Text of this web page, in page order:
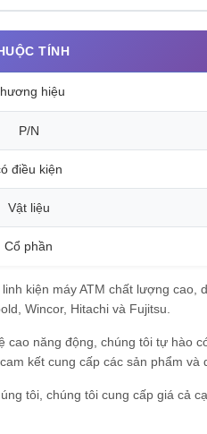
TÍNH
hiệu
P/N
điều kiện
Vật liệu
Cổ phần
kiện máy ATM chất lượng
Wincor, Hitachi và Fujitsu.
cao năng động, chúng tôi tự hào
kết cung cấp các sản phẩm và
tôi, chúng tôi cung cấp giá cả